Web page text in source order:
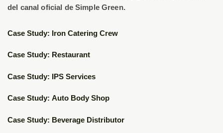
del canal oficial de Simple Green.
▶
Case Study: Iron Catering Crew
▶
Case Study: Restaurant
▶
Case Study: IPS Services
▶
Case Study: Auto Body Shop
▶
Case Study: Beverage Distributor